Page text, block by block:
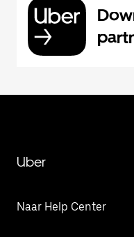
Uber
Naar Help Center